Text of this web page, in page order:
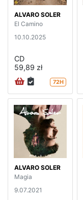
ALVARO SOLER
El Camino
10.10.2025
CD
59,89 zł
72H
ALVARO SOLER
Magia
9.07.2021